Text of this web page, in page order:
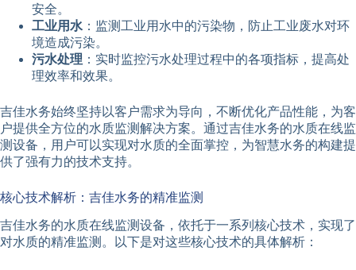
安全。
工业用水 ：监测工业用水中的污染物，防止工业废水对环
境造成污染。
污水处理 ：实时监控污水处理过程中的各项指标，提高处
理效率和效果。
吉佳水务始终坚持以客户需求为导向，不断优化产品性能，为客
户提供全方位的水质监测解决方案。通过吉佳水务的水质在线监
测设备，用户可以实现对水质的全面掌控，为智慧水务的构建提
供了强有力的技术支持。
核心技术解析：吉佳水务的精准监测
吉佳水务的水质在线监测设备，依托于一系列核心技术，实现了
对水质的精准监测。以下是对这些核心技术的具体解析：